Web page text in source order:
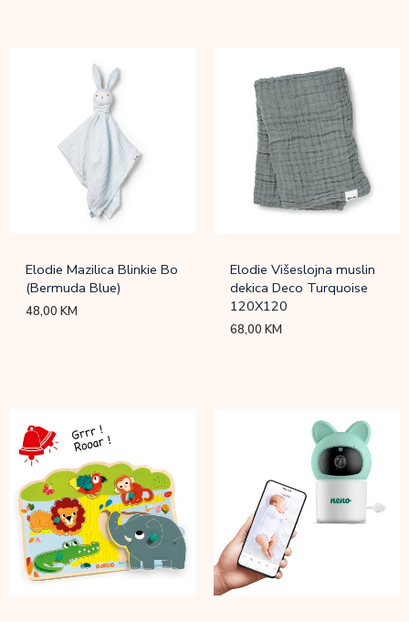
Elodie Mazilica Blinkie Bo
(Bermuda Blue)
48,00KM
Elodie Višeslojna muslin
dekica Deco Turquoise
120X120
68,00KM